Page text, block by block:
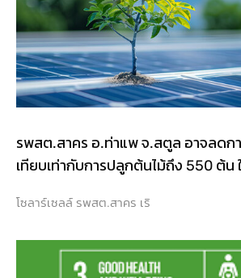
รพสต.สาคร อ.ท่าแพ จ.สตูล อาจลดก
เทียบเท่ากับการปลูกต้นไม้ถึง 550 ต้น ใ
โซลาร์เซลล์ รพสต.สาคร เริ